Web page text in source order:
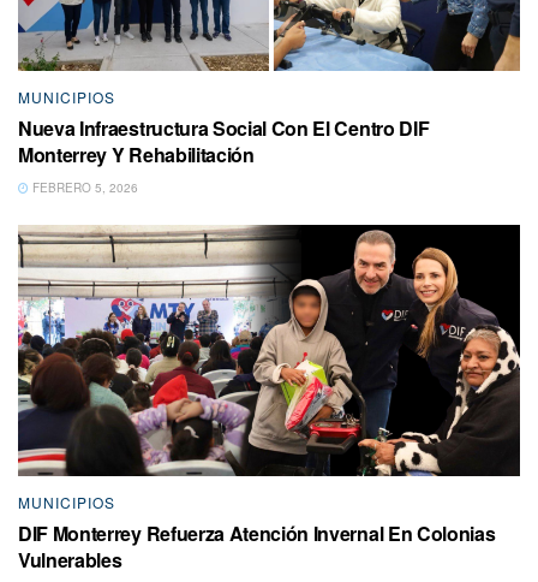
MUNICIPIOS
Nueva Infraestructura Social Con El Centro DIF
Monterrey Y Rehabilitación
FEBRERO 5, 2026
MUNICIPIOS
DIF Monterrey Refuerza Atención Invernal En Colonias
Vulnerables